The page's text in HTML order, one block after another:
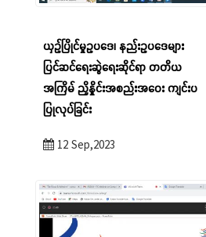
ယှဉ်ပြိုင်မှုဥပဒေ၊ နည်းဥပဒေများ
ပြင်ဆင်ရေးဆွဲရေးဆိုင်ရာ တတိယ
အကြိမ် ညှိနှိုင်းအစည်းအဝေး ကျင်းပ
ပြုလုပ်ခြင်း
12 Sep,2023